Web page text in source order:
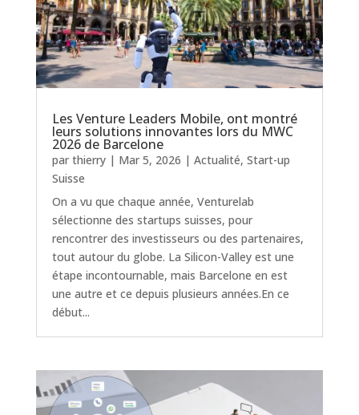
Les Venture Leaders Mobile, ont montré
leurs solutions innovantes lors du MWC
2026 de Barcelone
par thierry| Mar 5, 2026 | Actualité, Start-up
Suisse
On a vu que chaque année, Venturelab
sélectionne des startups suisses, pour
rencontrer des investisseurs ou des partenaires,
tout autour du globe. La Silicon-Valley est une
étape incontournable, mais Barcelone en est
une autre et ce depuis plusieurs années.En ce
début...